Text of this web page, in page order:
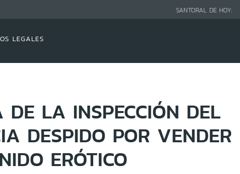
SANTORAL DE HOY:
LEGALES
LA INSPECCIÓN DEL
DESPIDO POR VENDER
ERÓTICO